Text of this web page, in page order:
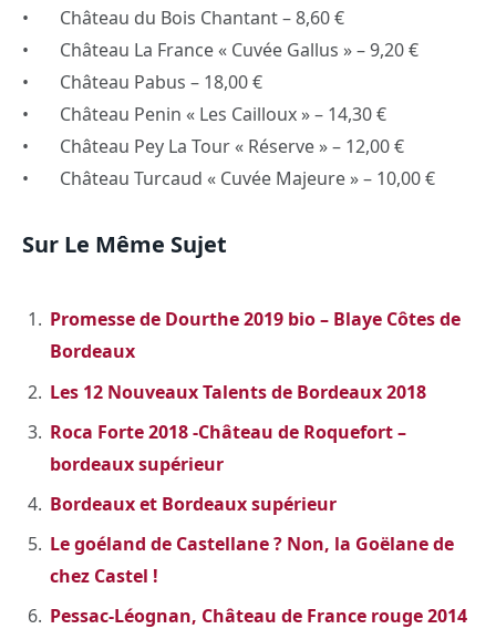
• Château du Bois Chantant – 8,60 €
• Château La France « Cuvée Gallus » – 9,20 €
• Château Pabus – 18,00 €
• Château Penin « Les Cailloux » – 14,30 €
• Château Pey La Tour « Réserve » – 12,00 €
• Château Turcaud « Cuvée Majeure » – 10,00 €
Sur Le Même Sujet
Promesse de Dourthe 2019 bio – Blaye Côtes de
Bordeaux
Les 12 Nouveaux Talents de Bordeaux 2018
Roca Forte 2018 -Château de Roquefort –
bordeaux supérieur
Bordeaux et Bordeaux supérieur
Le goéland de Castellane ? Non, la Goëlane de
chez Castel !
Pessac-Léognan, Château de France rouge 2014